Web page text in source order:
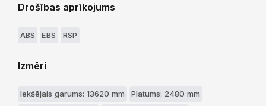
Drošības aprīkojums
ABS EBS RSP
Izmēri
Iekšējais garums: 13620 mm
Platums: 2480 mm